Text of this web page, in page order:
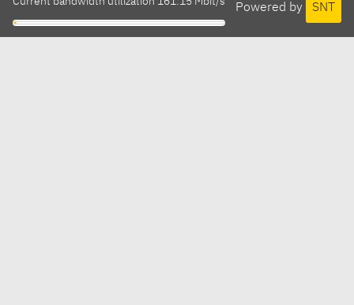
Powered by SNT